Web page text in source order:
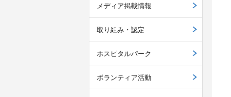
メディア掲載情報
取り組み・認定
ホスピタルパーク
ボランティア活動